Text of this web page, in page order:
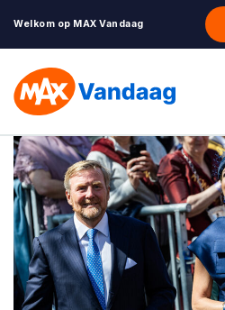
Welkom op MAX Vandaag